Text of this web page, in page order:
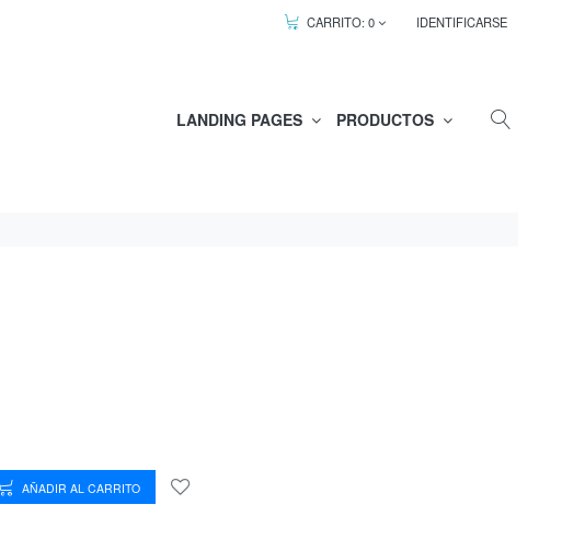
CARRITO:0 IDENTIFICARSE
LANDING PAGES PRODUCTOS
AÑADIR AL CARRITO